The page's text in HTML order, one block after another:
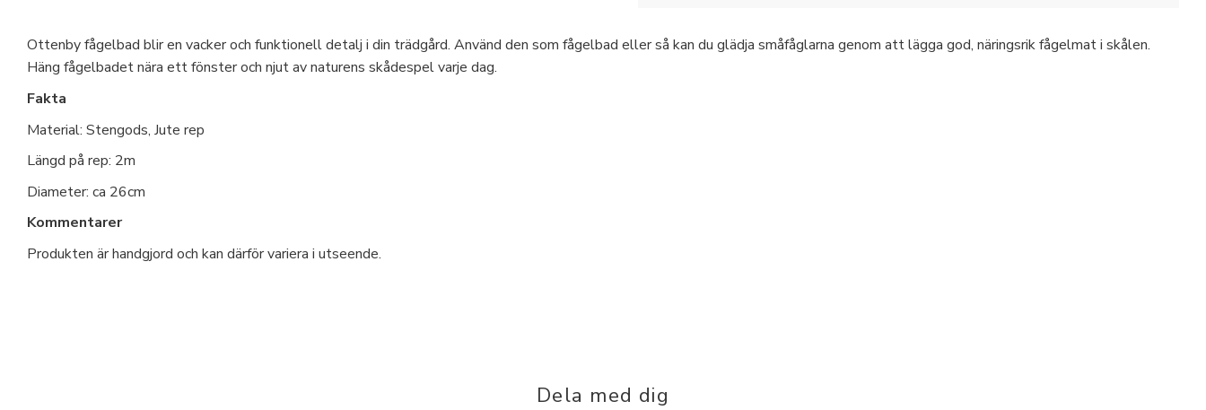
Ottenby fågelbad blir en vacker och funktionell detalj i din trädgård. Använd den som fågelbad eller så kan du glädja småfåglarna genom att lägga god, näringsrik fågelmat i skålen.
Häng fågelbadet nära ett fönster och njut av naturens skådespel varje dag.
Fakta
Material: Stengods, Jute rep
Längd på rep: 2m
Diameter: ca 26cm
Kommentarer
Produkten är handgjord och kan därför variera i utseende.
Dela med dig